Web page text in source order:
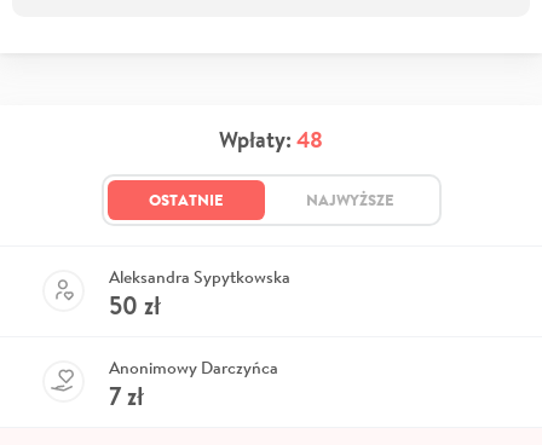
Wpłaty: 48
OSTATNIE NAJWYŻSZE
Aleksandra Sypytkowska
50 zł
Anonimowy Darczyńca
7zł